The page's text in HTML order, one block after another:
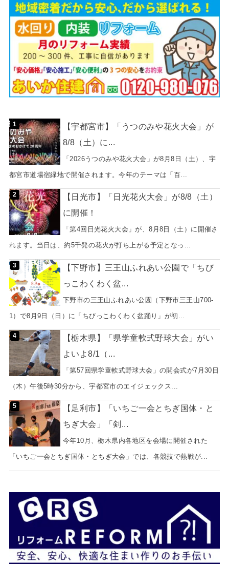
【宇都宮市】「うつのみや花火大会」が
8/8（土）に...
「2026うつのみや花火大会」が8月8日（土）、宇
都宮市道場宿緑地で開催されます。今年のテーマは「百...
【日光市】「日光花火大会」が8/8（土）
に開催！
「第4回日光花火大会」が、8月8日（土）に開催さ
れます。当日は、約5千発の花火が打ち上がる予定となっ...
【下野市】三王山ふれあい公園で「ちび
っこわくわく盆...
下野市の三王山ふれあい公園（下野市三王山700-
1）で8月9日（日）に「ちびっこわくわく盆踊り」が初...
【栃木県】「県学童軟式野球大会」がい
よいよ8/1（...
「第57回県学童軟式野球大会」の開会式が7月30日
（木）午後5時30分から、宇都宮市のエイジェックス...
【足利市】「いちご一会とちぎ国体・と
ちぎ大会」「剣...
今年10月、栃木県内各地区を会場に開催された
「いちご一会とちぎ国体・とちぎ大会」では、各競技で熱戦が...